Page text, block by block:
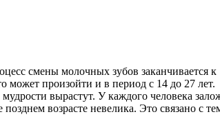
смены молочных зубов заканчивается
может произойти и в период с 14 до 27 лет.
вырастут. У каждого человека
возрасте невелика. Это связано с